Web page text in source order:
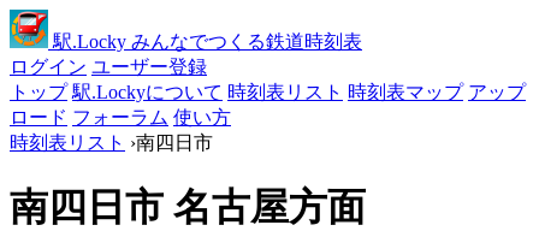
駅.Locky みんなでつくる鉄道時刻表
ログイン ユーザー登録
トップ 駅.Lockyについて 時刻表リスト 時刻表マップ アップ
ロード フォーラム 使い方
時刻表リスト ›南四日市
南四日市 名古屋方面